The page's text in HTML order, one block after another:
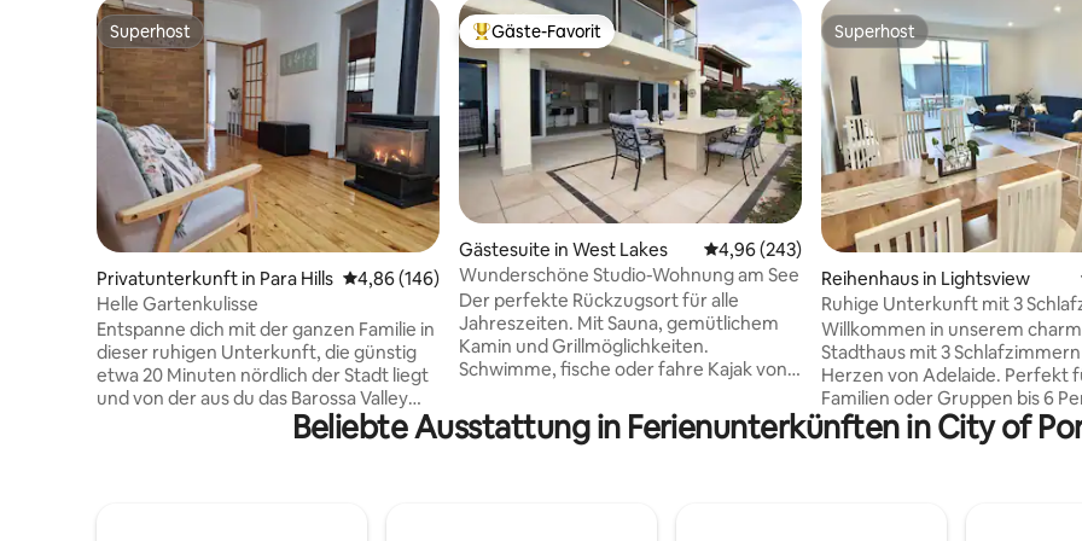
Superhost
Superhost
Privatunterkunft in Para Hills Durchschnittliche Bewertung: 4,86 von 5, 146 Bewertungen
4,86 (146)
Helle Gartenkulisse
Entspanne dich mit der ganzen Familie in
dieser ruhigen Unterkunft, die günstig
etwa 20 Minuten nördlich der Stadt liegt
und von der aus du das Barossa Valley
leicht erreichst. 3 Schlafzimmer,
Hauptschlafzimmer mit Schiebetür, die
Beliebter Gäste-Favorit.
Gäste-Favorit
Gästesuite in West Lakes Durchschnittliche Bewertung: 4,96 von 5,
4,96 (243)
Wunderschöne Studio-Wohnung am See
Der perfekte Rückzugsort für alle
Jahreszeiten. Mit Sauna, gemütlichem
Kamin und Grillmöglichkeiten.
Schwimme, fische oder fahre Kajak von
Minuten vom unberührten Tennyson
Beach und den Sanddünen entfernt.
Superhost
Superhost
Reihenhaus in Lightsview
Ruhige Unterkunft mit 3
Kostenloser Parkplatz • Stadt in
Willkommen in unserem
Stadthaus mit 3
Herzen von Adelaide. Perfekt für
Familien oder Gruppen bis 6
bietet dieses gemütliche und
stilvolle Haus Komfort und
und lebendigen Viertel mit 2
Beliebte Ausstattung in Ferienunterkünften in City of